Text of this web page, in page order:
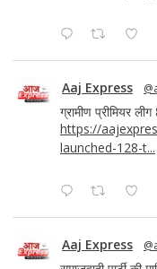
Aaj Express
ग्रामीण प्रीमियर
https://
launched-128-t...
Aaj Express